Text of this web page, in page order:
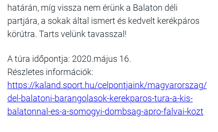
határán, míg vissza nem érünk a Balaton déli
partjára, a sokak által ismert és kedvelt kerékpáros
körútra. Tarts velünk tavasszal!
A túra időpontja: 2020.május 16.
Részletes információk:
https://kaland.sport.hu/celpontjaink/magyarorszag/
del-balatoni-barangolasok-kerekparos-tura-a-kis-
balatonnal-es-a-somogyi-dombsag-apro-falvai-kozt